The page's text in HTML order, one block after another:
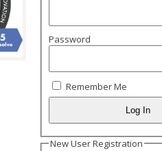
Password
Remember Me
New User Registration